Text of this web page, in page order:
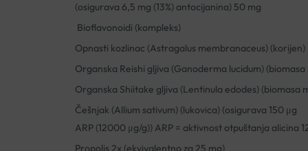
(osigurava 6,5 mg (13%) antocijanina) 50 mg
Bioflavonoidi (kompleks)
Opnasti kozlinac (Astragalus membranaceus) (korijen)
Organska Reishi gljiva (Ganoderma lucidum) (biomasa
Organska Shiitake gljiva (Lentinula edodes) (biomasa
Češnjak (Allium sativum) (lukovica) (osigurava 150 μg
ARP (12000 μg/g)) ARP = aktivnost otpuštanja alicina